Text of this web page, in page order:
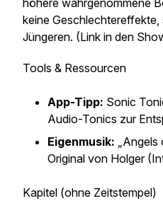
höhere wahrgenommene
keine Geschlechtereffekte,
Jüngeren. (Link in den
Tools & Ressourcen
App-Tipp: Sonic
Audio-Tonics zur
Eigenmusik: „Angels
Original von Holger
Kapitel (ohne Zeitstempel)